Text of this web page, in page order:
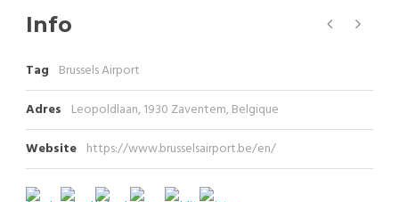
Info
Tag Brussels Airport
Adres Leopoldlaan, 1930 Zaventem, Belgique
Website https://www.brusselsairport.be/en/